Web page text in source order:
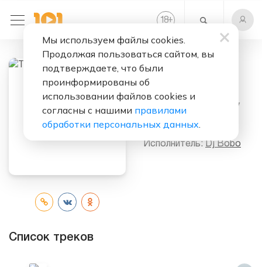
18+
Слушать бесплатно
There Is A Party
Исполнитель: Dj Bobo
Список треков
Мы используем файлы cookies.
Продолжая пользоваться сайтом, вы
подтверждаете, что были
проинформированы об
использовании файлов cookies и
согласны с нашими правилами
обработки персональных данных.